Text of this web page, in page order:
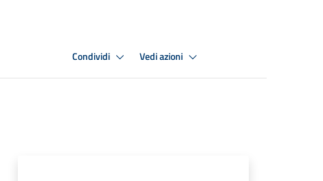
Condividi Vedi azioni